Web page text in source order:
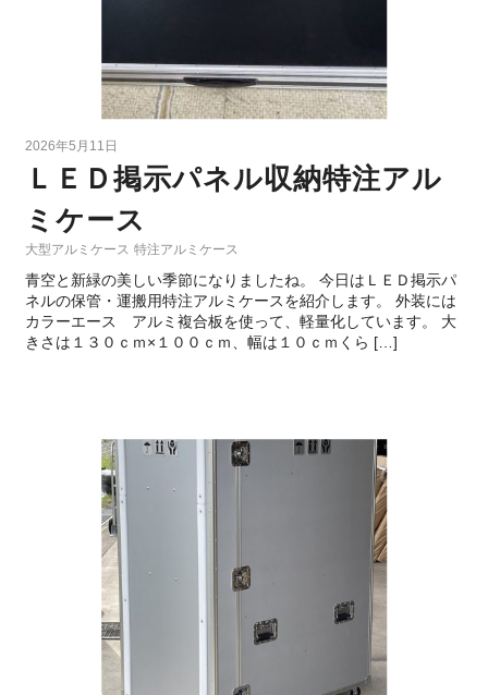
2026年5月11日
ＬＥＤ掲示パネル収納特注アル
ミケース
大型アルミケース 特注アルミケース
青空と新緑の美しい季節になりましたね。 今日はＬＥＤ掲示パ
ネルの保管・運搬用特注アルミケースを紹介します。 外装には
カラーエース アルミ複合板を使って、軽量化しています。 大
きさは１３０ｃｍ×１００ｃｍ、幅は１０ｃｍくら […]